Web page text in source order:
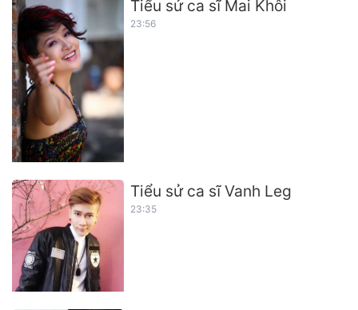
Tiểu sử ca sĩ Mai Khôi
23:56
Tiểu sử ca sĩ Vanh Leg
23:35